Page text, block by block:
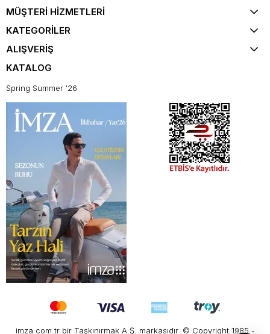
MÜŞTERİ HİZMETLERİ
KATEGORİLER
ALIŞVERİŞ
KATALOG
Spring Summer '26
imza.com.tr bir Taşkınırmak A.Ş. markasıdır. © Copyright 1985 -